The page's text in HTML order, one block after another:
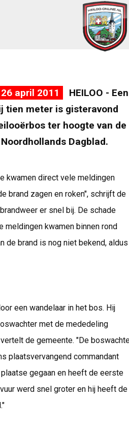
april 2011
HEILOO - Een
tien meter is gisteravond
ter hoogte van de
Dagblad.
kwamen direct vele meldingen
brand zagen en roken", schrijft de
er snel bij. De schade
meldingen kwamen binnen rond
de brand is nog niet bekend, aldus
een wandelaar in het bos. Hij
met de mededeling
vertelt de gemeente. "De
plaatsvervangend commandant
gegaan en heeft de eerste
werd snel groter en hij heeft de